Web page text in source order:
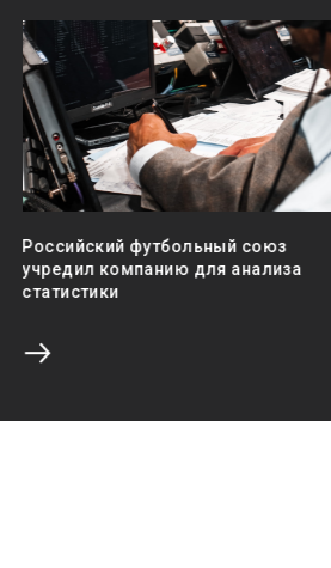
Российский футбольный союз
учредил компанию для анализа
статистики